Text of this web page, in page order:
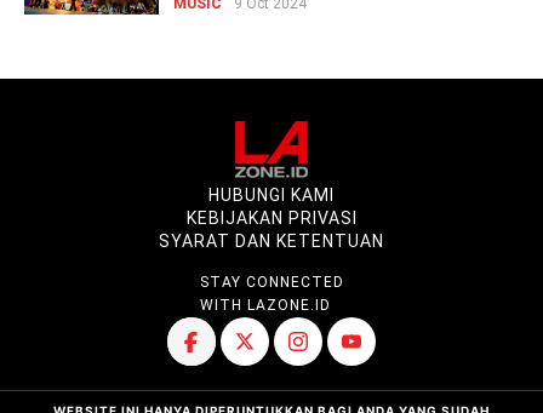
9 Oct 2024
HUBUNGI KAMI
KEBIJAKAN PRIVASI
SYARAT DAN KETENTUAN
STAY CONNECTED
WITH LAZONE.ID